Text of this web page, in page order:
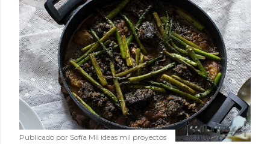
Publicado por Sofía Mil ideas mil proyectos